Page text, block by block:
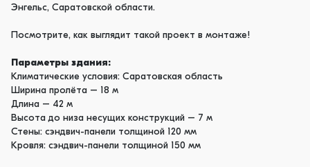
Энгельс, Саратовской области.
Посмотрите, как выглядит такой проект в монтаже!
Параметры здания:
Климатические условия: Саратовская область
Ширина пролёта – 18 м
Длина – 42 м
Высота до низа несущих конструкций – 7 м
Стены: сэндвич-панели толщиной 120 мм
Кровля: сэндвич-панели толщиной 150 мм